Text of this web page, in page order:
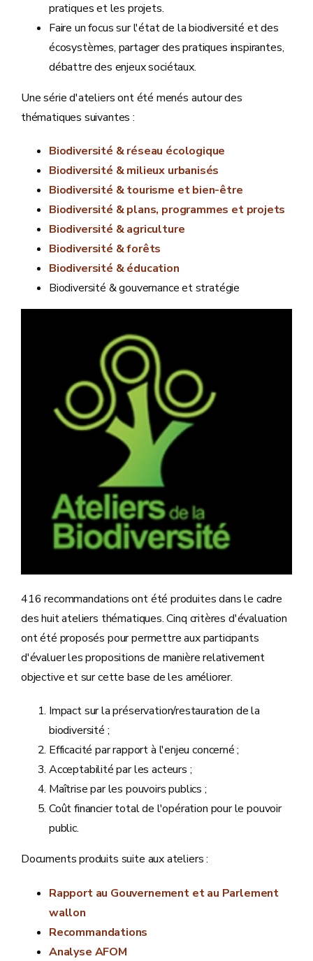
pratiques et les projets.
Faire un focus sur l'état de la biodiversité et des
écosystèmes, partager des pratiques inspirantes,
débattre des enjeux sociétaux.
Une série d'ateliers ont été menés autour des
thématiques suivantes :
Biodiversité & réseau écologique
Biodiversité & milieux urbanisés
Biodiversité & tourisme et bien-être
Biodiversité & plans, programmes et projets
Biodiversité & agriculture
Biodiversité & forêts
Biodiversité & éducation
Biodiversité & gouvernance et stratégie
416 recommandations ont été produites dans le cadre
des huit ateliers thématiques. Cinq critères d'évaluation
ont été proposés pour permettre aux participants
d'évaluer les propositions de manière relativement
objective et sur cette base de les améliorer.
Impact sur la préservation/restauration de la
biodiversité ;
Efficacité par rapport à l'enjeu concerné ;
Acceptabilité par les acteurs ;
Maîtrise par les pouvoirs publics ;
Coût financier total de l'opération pour le pouvoir
public.
Documents produits suite aux ateliers :
Rapport au Gouvernement et au Parlement
wallon
Recommandations
Analyse AFOM